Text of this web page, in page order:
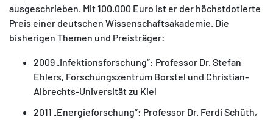
ausgeschrieben. Mit 100.000 Euro ist er der höchstdotierte
Preis einer deutschen Wissenschaftsakademie. Die
bisherigen Themen und Preisträger:
2009 „Infektionsforschung“: Professor Dr. Stefan
Ehlers, Forschungszentrum Borstel und Christian-
Albrechts-Universität zu Kiel
2011 „Energieforschung“: Professor Dr. Ferdi Schüth,